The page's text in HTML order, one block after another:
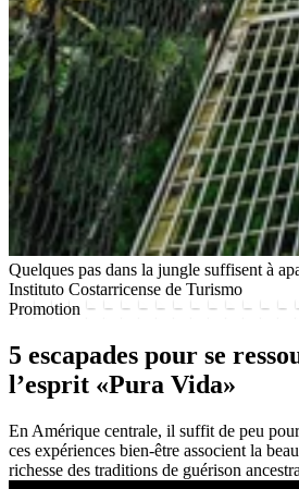
Quelques pas dans la jungle suffisent à
Instituto Costarricense de Turismo
Promotion
5 escapades pour se
l’esprit «Pura Vida»
En Amérique centrale, il suffit de peu
ces expériences bien-être associent la
richesse des traditions de guérison